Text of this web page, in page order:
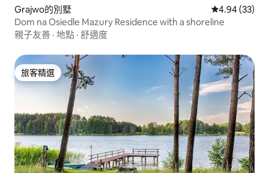
Grajwo的別墅 從 33 則評價
4.94 (33)
Dom na Osiedle Mazury Residence with a shoreline
親子友善 · 地點 · 舒適度
旅客精選
旅客精選